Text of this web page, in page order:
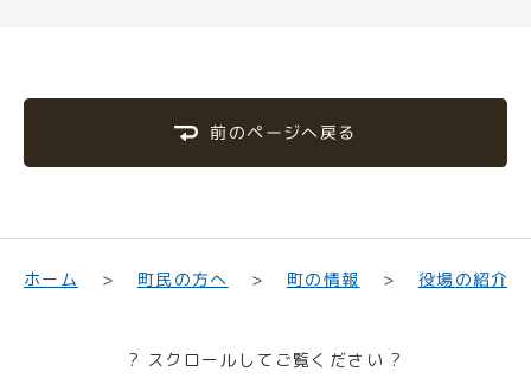
前のページへ戻る
ホーム 町民の方へ 町の情報 役場の紹介
? スクロールしてご覧ください ?